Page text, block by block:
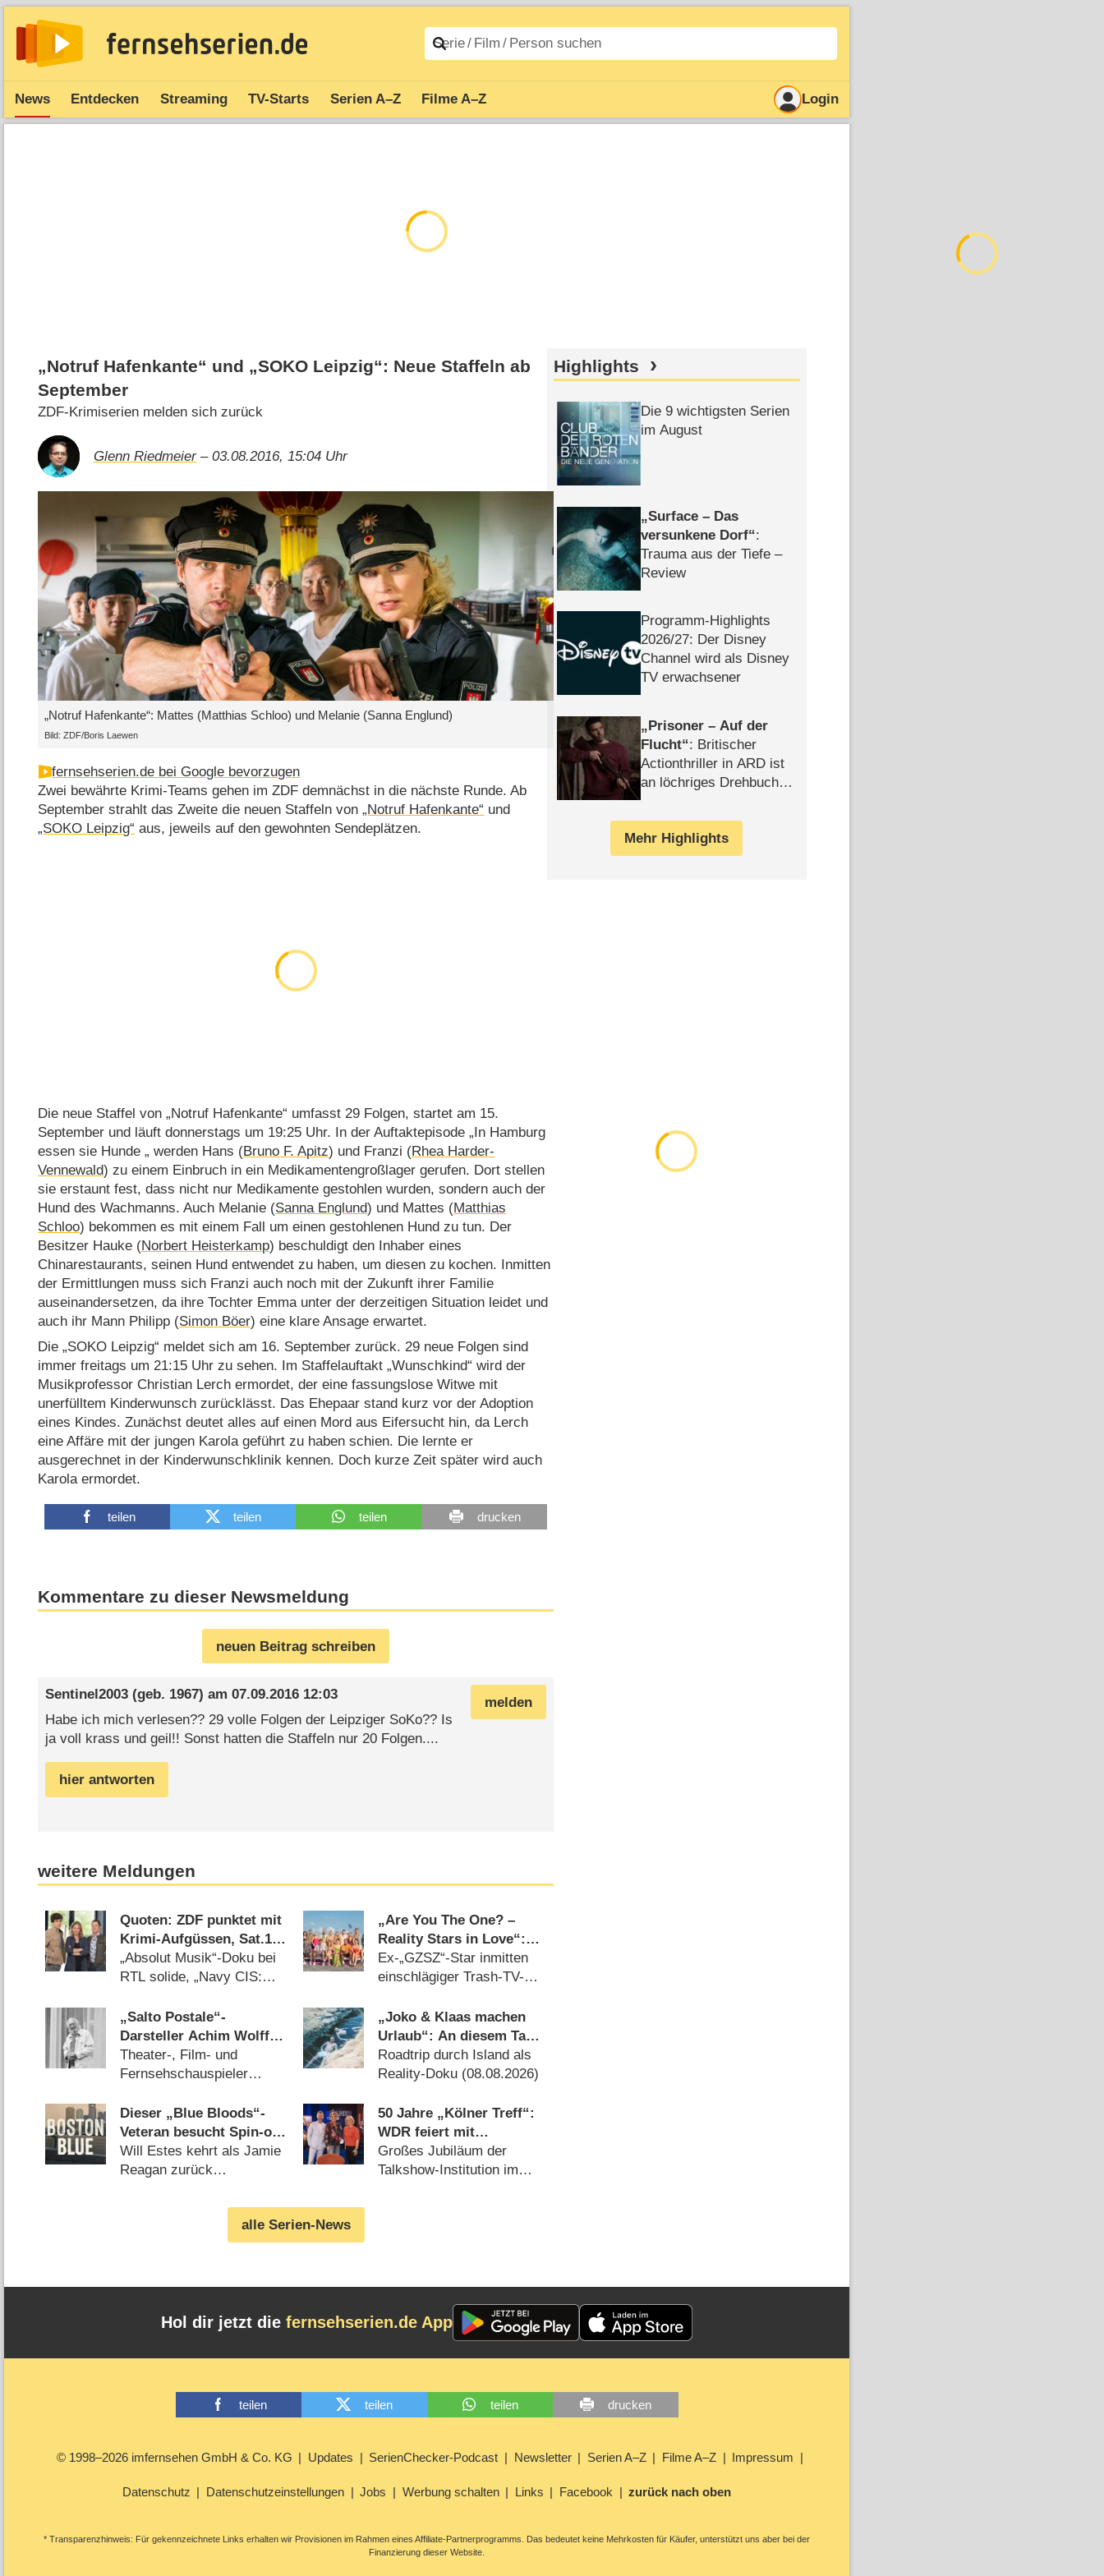
News Entdecken Streaming TV-Starts Serien A–Z Filme A–Z Login
„Notruf Hafenkante“ und „SOKO Leipzig“: Neue Staffeln ab
September
ZDF-Krimiserien melden sich zurück
Glenn Riedmeier– 03.08.2016, 15:04 Uhr
„Notruf Hafenkante“: Mattes (Matthias Schloo) und Melanie (Sanna Englund)
Bild: ZDF/Boris Laewen
fernsehserien.de bei Google bevorzugen
Zwei bewährte Krimi-Teams gehen im ZDF demnächst in die nächste Runde. Ab
September strahlt das Zweite die neuen Staffeln von„Notruf Hafenkante“ und
„SOKO Leipzig“ aus, jeweils auf den gewohnten Sendeplätzen.
Die neue Staffel von „Notruf Hafenkante“ umfasst 29 Folgen, startet am 15.
September und läuft donnerstags um 19:25 Uhr. In der Auftaktepisode „In Hamburg
essen sie Hunde „ werden Hans (Bruno F. Apitz) und Franzi (Rhea Harder-
Vennewald) zu einem Einbruch in ein Medikamentengroßlager gerufen. Dort stellen
sie erstaunt fest, dass nicht nur Medikamente gestohlen wurden, sondern auch der
Hund des Wachmanns. Auch Melanie (Sanna Englund) und Mattes (Matthias
Schloo) bekommen es mit einem Fall um einen gestohlenen Hund zu tun. Der
Besitzer Hauke (Norbert Heisterkamp) beschuldigt den Inhaber eines
Chinarestaurants, seinen Hund entwendet zu haben, um diesen zu kochen. Inmitten
der Ermittlungen muss sich Franzi auch noch mit der Zukunft ihrer Familie
auseinandersetzen, da ihre Tochter Emma unter der derzeitigen Situation leidet und
auch ihr Mann Philipp (Simon Böer) eine klare Ansage erwartet.
Die „SOKO Leipzig“ meldet sich am 16. September zurück. 29 neue Folgen sind
immer freitags um 21:15 Uhr zu sehen. Im Staffelauftakt „Wunschkind“ wird der
Musikprofessor Christian Lerch ermordet, der eine fassungslose Witwe mit
unerfülltem Kinderwunsch zurücklässt. Das Ehepaar stand kurz vor der Adoption
eines Kindes. Zunächst deutet alles auf einen Mord aus Eifersucht hin, da Lerch
eine Affäre mit der jungen Karola geführt zu haben schien. Die lernte er
ausgerechnet in der Kinderwunschklinik kennen. Doch kurze Zeit später wird auch
Karola ermordet.
teilen teilen teilen drucken
Kommentare zu dieser Newsmeldung
neuen Beitrag schreiben
melden
Sentinel2003(geb. 1967) am 07.09.2016 12:03
Habe ich mich verlesen?? 29 volle Folgen der Leipziger SoKo?? Is
ja voll krass und geil!! Sonst hatten die Staffeln nur 20 Folgen....
hier antworten
weitere Meldungen
Quoten: ZDF punktet mit
Krimi-Aufgüssen, Sat.1
mit Zweitliga-Auftakt
„Absolut Musik“-Doku bei
RTL solide, „Navy CIS:
Eins (08.08.2026)
„Are You The One? –
Reality Stars in Love“:
Diese Teilnehmer sind in
Staffel 6 dabei
Ex-„GZSZ“-Star inmitten
einschlägiger Trash-TV-
„Salto Postale“-
Darsteller Achim Wolff
ist tot
Theater-, Film- und
Fernsehschauspieler
(10.07.2026)
„Joko & Klaas machen
Urlaub“: An diesem Tag
startet die neue Sendung
des Entertainer-Duos
Roadtrip durch Island als
Reality-Doku (08.08.2026)
Dieser „Blue Bloods“-
Veteran besucht Spin-off
„Boston Blue“
Will Estes kehrt als Jamie
Reagan zurück
50 Jahre „Kölner Treff“:
WDR feiert mit
Primetime-Show, Doku
und Rückblicken
Großes Jubiläum der
Talkshow-Institution im
alle Serien-News
Highlights
Die 9 wichtigsten Serien
im August
Surface – Das
versunkene Dorf :
Trauma aus der Tiefe –
Review
Programm-Highlights
2026/​27: Der Disney
Channel wird als Disney
TV erwachsener
Prisoner – Auf der
Flucht : Britischer
Actionthriller in ARD ist
an löchriges Drehbuch
Mehr Highlights
Hol dir jetzt die fernsehserien.de App
teilen teilen teilen drucken
© 1998–2026 imfernsehen GmbH & Co. KG Updates SerienChecker-Podcast Newsletter Serien A–Z Filme A–Z Impressum
Datenschutz Datenschutzeinstellungen Jobs Werbung schalten Links Facebook zurück nach oben
* Transparenzhinweis: Für gekennzeichnete Links erhalten wir Provisionen im Rahmen eines Affiliate-Partnerprogramms. Das bedeutet keine Mehrkosten für Käufer, unterstützt uns aber bei der
Finanzierung dieser Website.